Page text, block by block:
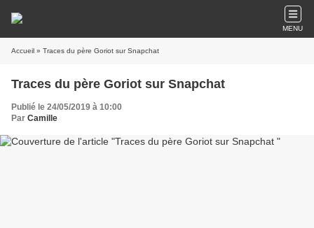
MENU
Accueil » Traces du père Goriot sur Snapchat
Traces du père Goriot sur Snapchat
Publié le 24/05/2019 à 10:00
Par Camille